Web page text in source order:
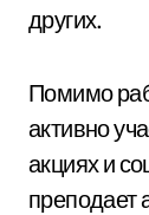
других.
Помимо
активно
акциях и
преподает